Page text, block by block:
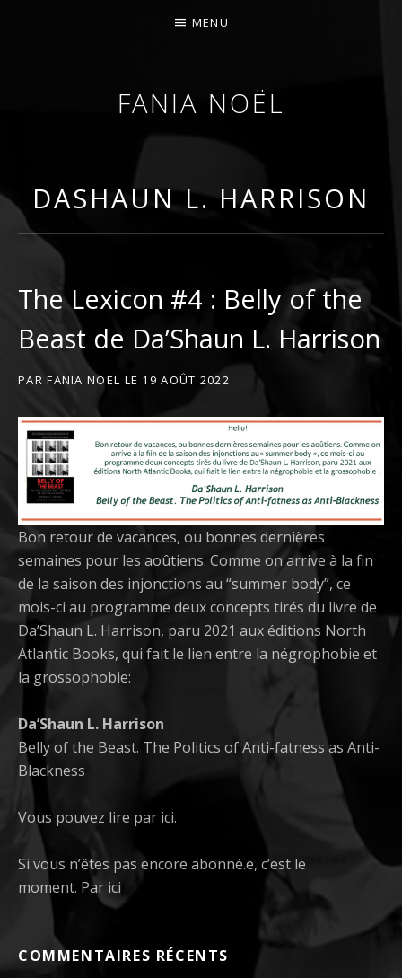
FANIA NOËL
AFROFEMINIST · THINKER · SCHOLAR
MENU
DASHAUN L. HARRISON
The Lexicon #4 : Belly of the
Beast de Da’Shaun L. Harrison
PARFANIA NOËL LE 19 AOÛT 2022
Bon retour de vacances, ou bonnes dernières
semaines pour les aoûtiens. Comme on arrive à la fin
de la saison des injonctions au “summer body”, ce
mois-ci au programme deux concepts tirés du livre de
Da’Shaun L. Harrison, paru 2021 aux éditions North
Atlantic Books, qui fait le lien entre la négrophobie et
la grossophobie:
Da’Shaun L. Harrison
Belly of the Beast. The Politics of Anti-fatness as Anti-
Blackness
Vous pouvez lire par ici.
Si vous n’êtes pas encore abonné.e, c’est le
moment. Par ici
COMMENTAIRES RÉCENTS